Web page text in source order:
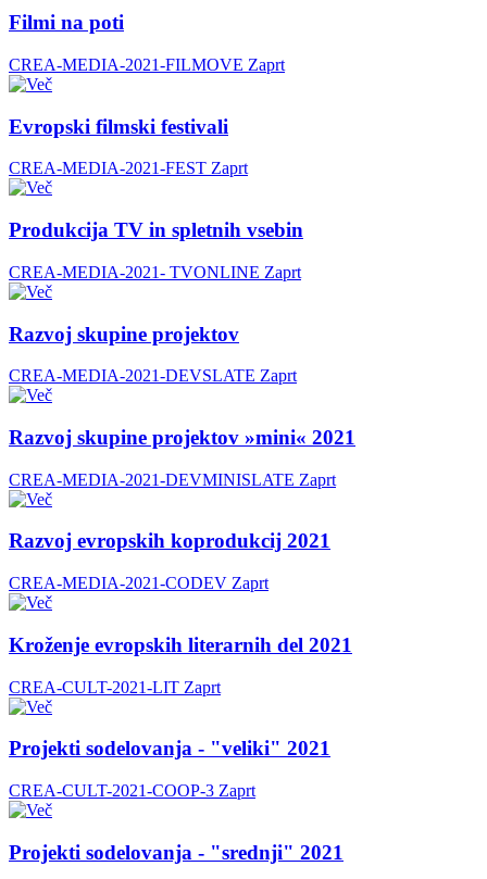
Filmi na poti
CREA-MEDIA-2021-FILMOVE Zaprt
Evropski filmski festivali
CREA-MEDIA-2021-FEST Zaprt
Produkcija TV in spletnih vsebin
CREA-MEDIA-2021- TVONLINE Zaprt
Razvoj skupine projektov
CREA-MEDIA-2021-DEVSLATE Zaprt
Razvoj skupine projektov »mini« 2021
CREA-MEDIA-2021-DEVMINISLATE Zaprt
Razvoj evropskih koprodukcij 2021
CREA-MEDIA-2021-CODEV Zaprt
Kroženje evropskih literarnih del 2021
CREA-CULT-2021-LIT Zaprt
Projekti sodelovanja - "veliki" 2021
CREA-CULT-2021-COOP-3 Zaprt
Projekti sodelovanja - "srednji" 2021